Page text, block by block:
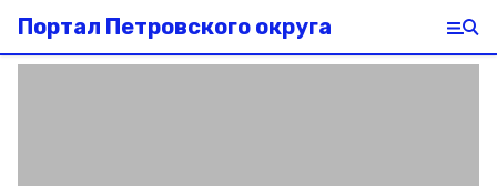
Портал Петровского округа